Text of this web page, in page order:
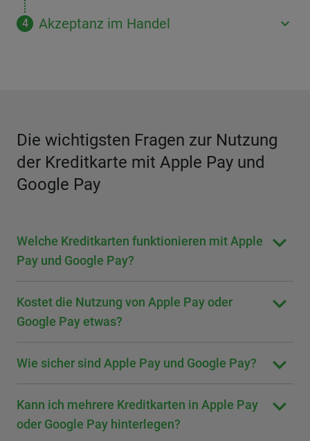
Akzeptanz im Handel
Die wichtigsten Fragen zur Nutzung
der Kreditkarte mit Apple Pay und
Google Pay
Welche Kreditkarten funktionieren mit Apple
Pay und Google Pay?
Kostet die Nutzung von Apple Pay oder
Google Pay etwas?
Wie sicher sind Apple Pay und Google Pay?
Kann ich mehrere Kreditkarten in Apple Pay
oder Google Pay hinterlegen?